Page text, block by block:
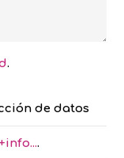
.
de datos
+info....